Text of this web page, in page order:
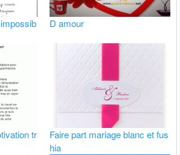
D amour
tr
Faire part mariage blanc et fus
hia